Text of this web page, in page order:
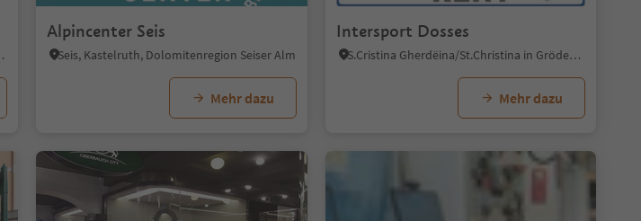
Gröden
Alpincenter Seis
Seis, Kastelruth, Dolomitenregion Seiser Alm
Mehr dazu
Intersport Dosses
S.Cristina Gherdëina/St.Christina in Gröden, St.Christina in Gröden, Dolomitenregion Gröden
Mehr dazu